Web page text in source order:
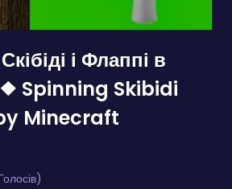
і Флаппі в
Spinning Skibidi
Minecraft